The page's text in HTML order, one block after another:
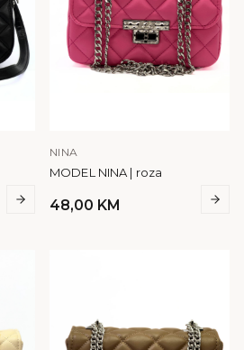
NINA
MODEL NINA | roza
48,00 KM